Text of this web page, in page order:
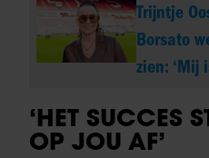
Trijntje
Borsato
zien: ‘Mij
‘HET SUCCES
OP JOU AF’